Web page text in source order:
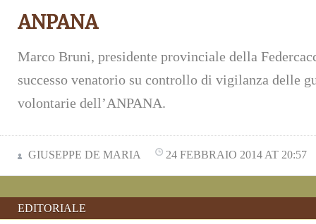
ANPANA
Marco Bruni, presidente provinciale della
successo venatorio su controllo di vigilanza delle
volontarie dell’ANPANA.
GIUSEPPE DE MARIA 24 FEBBRAIO 2014 AT 20:57
EDITORIALE